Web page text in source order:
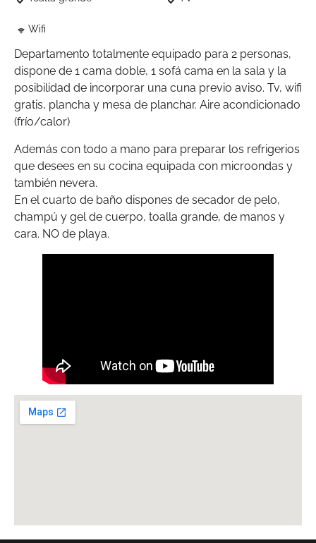
Wifi
Departamento totalmente equipado para 2 personas,
dispone de 1 cama doble, 1 sofá cama en la sala y la
posibilidad de incorporar una cuna previo aviso. Tv, wifi
gratis, plancha y mesa de planchar. Aire acondicionado
(frío/calor)
Además con todo a mano para preparar los refrigerios
que desees en su cocina equipada con microondas y
también nevera.
En el cuarto de baño dispones de secador de pelo,
champú y gel de cuerpo, toalla grande, de manos y
cara. NO de playa.